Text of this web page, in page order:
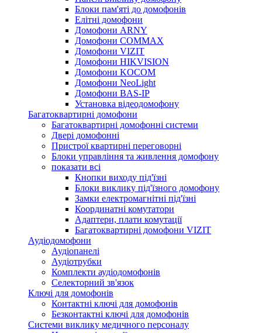
Блоки пам'яті до домофонів
Елітні домофони
Домофони ARNY
Домофони COMMAX
Домофони VIZIT
Домофони HIKVISION
Домофони KOCOM
Домофони NeoLight
Домофони BAS-IP
Установка відеодомофону
Багатоквартирні домофони
Багатоквартирні домофонні системи
Двері домофонні
Пристрої квартирні переговорні
Блоки управління та живлення домофону
показати всі
Кнопки виходу під'їзні
Блоки виклику під'їзного домофону
Замки електромагнітні під'їзні
Координатні комутатори
Адаптери, плати комутації
Багатоквартирні домофони VIZIT
Аудіодомофони
Аудіопанелі
Аудіотрубки
Комплекти аудіодомофонів
Селекторний зв'язок
Ключі для домофонів
Контактні ключі для домофонів
Безконтактні ключі для домофонів
Системи виклику медичного персоналу